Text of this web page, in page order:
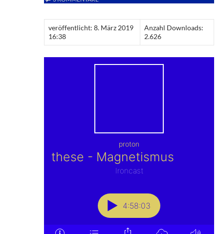
veröffentlicht: 8. März 2019
16:38
Anzahl Downloads:
2.626